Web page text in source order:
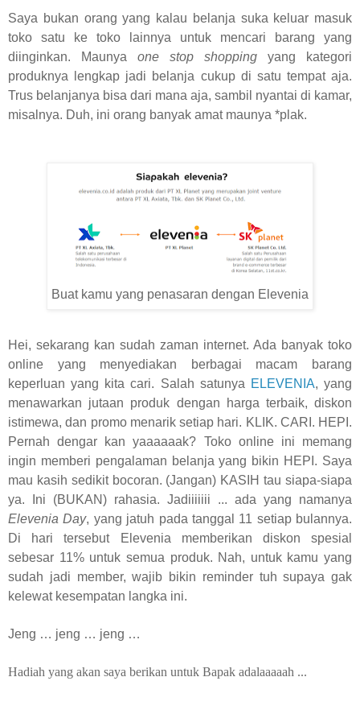
Saya bukan orang yang kalau belanja suka keluar masuk
toko satu ke toko lainnya untuk mencari barang yang
diinginkan. Maunya one stop shopping yang kategori
produknya lengkap jadi belanja cukup di satu tempat aja.
Trus belanjanya bisa dari mana aja, sambil nyantai di kamar,
misalnya. Duh, ini orang banyak amat maunya *plak.
Buat kamu yang penasaran dengan Elevenia
Hei, sekarang kan sudah zaman internet. Ada banyak toko
online yang menyediakan berbagai macam barang
keperluan yang kita cari. Salah satunya ELEVENIA, yang
menawarkan jutaan produk dengan harga terbaik, diskon
istimewa, dan promo menarik setiap hari. KLIK. CARI. HEPI.
Pernah dengar kan yaaaaaak? Toko online ini memang
ingin memberi pengalaman belanja yang bikin HEPI. Saya
mau kasih sedikit bocoran. (Jangan) KASIH tau siapa-siapa
ya. Ini (BUKAN) rahasia. Jadiiiiiii ... ada yang namanya
Elevenia Day, yang jatuh pada tanggal 11 setiap bulannya.
Di hari tersebut Elevenia memberikan diskon spesial
sebesar 11% untuk semua produk. Nah, untuk kamu yang
sudah jadi member, wajib bikin reminder tuh supaya gak
kelewat kesempatan langka ini.
Jeng … jeng … jeng …
Hadiah yang akan saya berikan untuk Bapak adalaaaaah ...